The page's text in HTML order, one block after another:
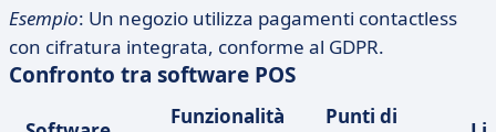
Esempio: Un negozio utilizza pagamenti contactless
con cifratura integrata, conforme al GDPR.
Confronto tra software POS
Funzionalità
Punti di